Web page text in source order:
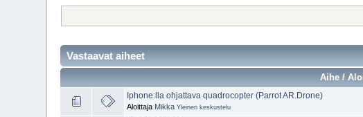
Vastaavat aiheet
Aihe /
Iphone:lla ohjattava quadrocopter (Parrot AR.Drone)
Aloittaja Mikka Yleinen keskustelu